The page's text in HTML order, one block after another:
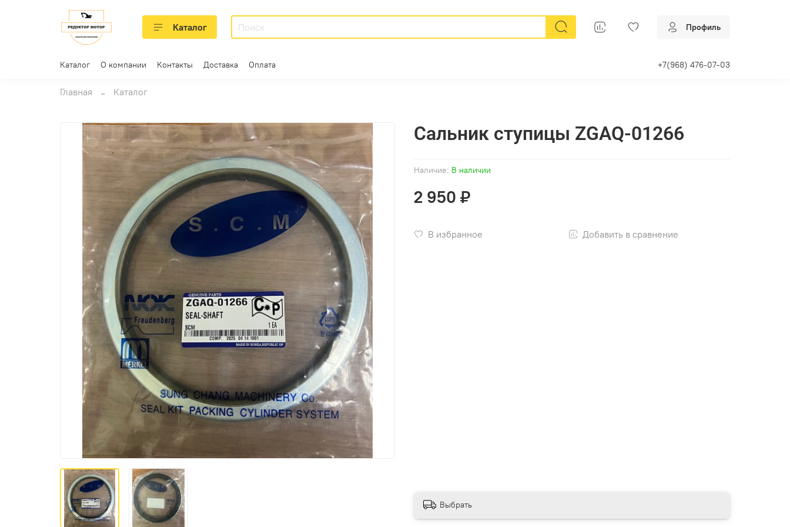
Каталог Профиль
Каталог О компании Контакты Доставка Оплата +7(968) 476-07-03
Главная Каталог
Наличие: В наличии
Сальник ступицы ZGAQ-01266
2 950 ₽
В избранное Добавить в сравнение
Выбрать